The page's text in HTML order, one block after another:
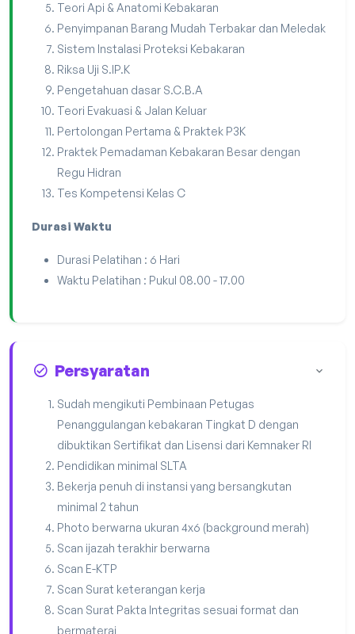
Teori Api & Anatomi Kebakaran
Penyimpanan Barang Mudah Terbakar dan Meledak
Sistem Instalasi Proteksi Kebakaran
Riksa Uji S.IP.K
Pengetahuan dasar S.C.B.A
Teori Evakuasi & Jalan Keluar
Pertolongan Pertama & Praktek P3K
Praktek Pemadaman Kebakaran Besar dengan
Regu Hidran
Tes Kompetensi Kelas C
Durasi Waktu
Durasi Pelatihan : 6 Hari
Waktu Pelatihan : Pukul 08.00 - 17.00
Persyaratan
Sudah mengikuti Pembinaan Petugas
Penanggulangan kebakaran Tingkat D dengan
dibuktikan Sertifikat dan Lisensi dari Kemnaker RI
Pendidikan minimal SLTA
Bekerja penuh di instansi yang bersangkutan
minimal 2 tahun
Photo berwarna ukuran 4x6 (background merah)
Scan ijazah terakhir berwarna
Scan E-KTP
Scan Surat keterangan kerja
Scan Surat Pakta Integritas sesuai format dan
bermaterai